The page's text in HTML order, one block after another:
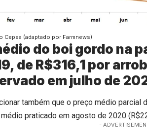
Cepea (adaptado por Farmnews)
do boi gordo na
de R$316,1 por
em julho de
também que o preço médio
praticado em agosto de 2020
-